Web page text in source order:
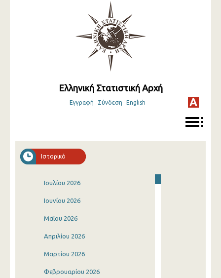
Ελληνική Στατιστική Αρχή
Εγγραφή Σύνδεση English
Ιστορικό
Ιουλίου 2026
Ιουνίου 2026
Μαΐου 2026
Απριλίου 2026
Μαρτίου 2026
Φεβρουαρίου 2026